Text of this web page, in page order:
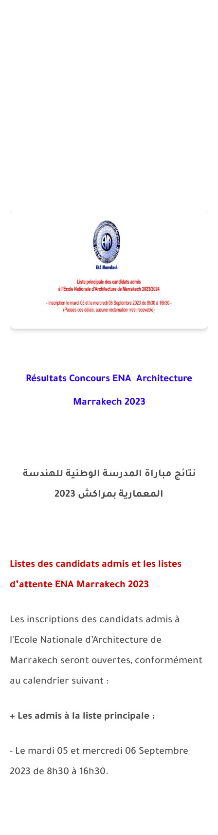
Résultats Concours ENA Architecture
Marrakech 2023
نتائج مباراة المدرسة الوطنية للهندسة
المعمارية بمراكش 2023
Listes des candidats admis et les listes
d’attente ENA Marrakech 2023
Les inscriptions des candidats admis à
l'Ecole Nationale d’Architecture de
Marrakech seront ouvertes, conformément
au calendrier suivant :
+ Les admis à la liste principale :
- Le mardi 05 et mercredi 06 Septembre
2023 de 8h30 à 16h30.